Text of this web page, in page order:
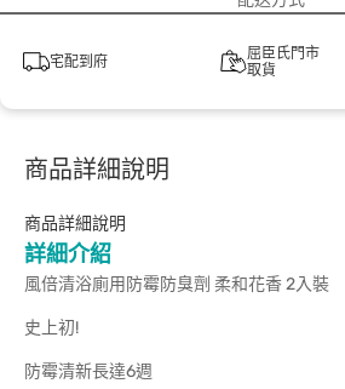
宅配到府
屈臣氏門市
取貨
商品詳細說明
商品詳細說明
詳細介紹
風倍清浴廁用防霉防臭劑 柔和花香 2入裝
史上初!
防霉清新長達6週